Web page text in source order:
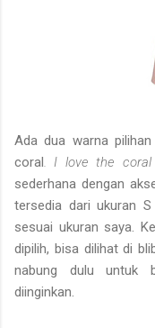
Ada dua warna
coral . I love the coral
sederhana dengan
tersedia dari ukuran
sesuai ukuran saya.
dipilih, bisa dilihat di
nabung dulu untuk
diinginkan.